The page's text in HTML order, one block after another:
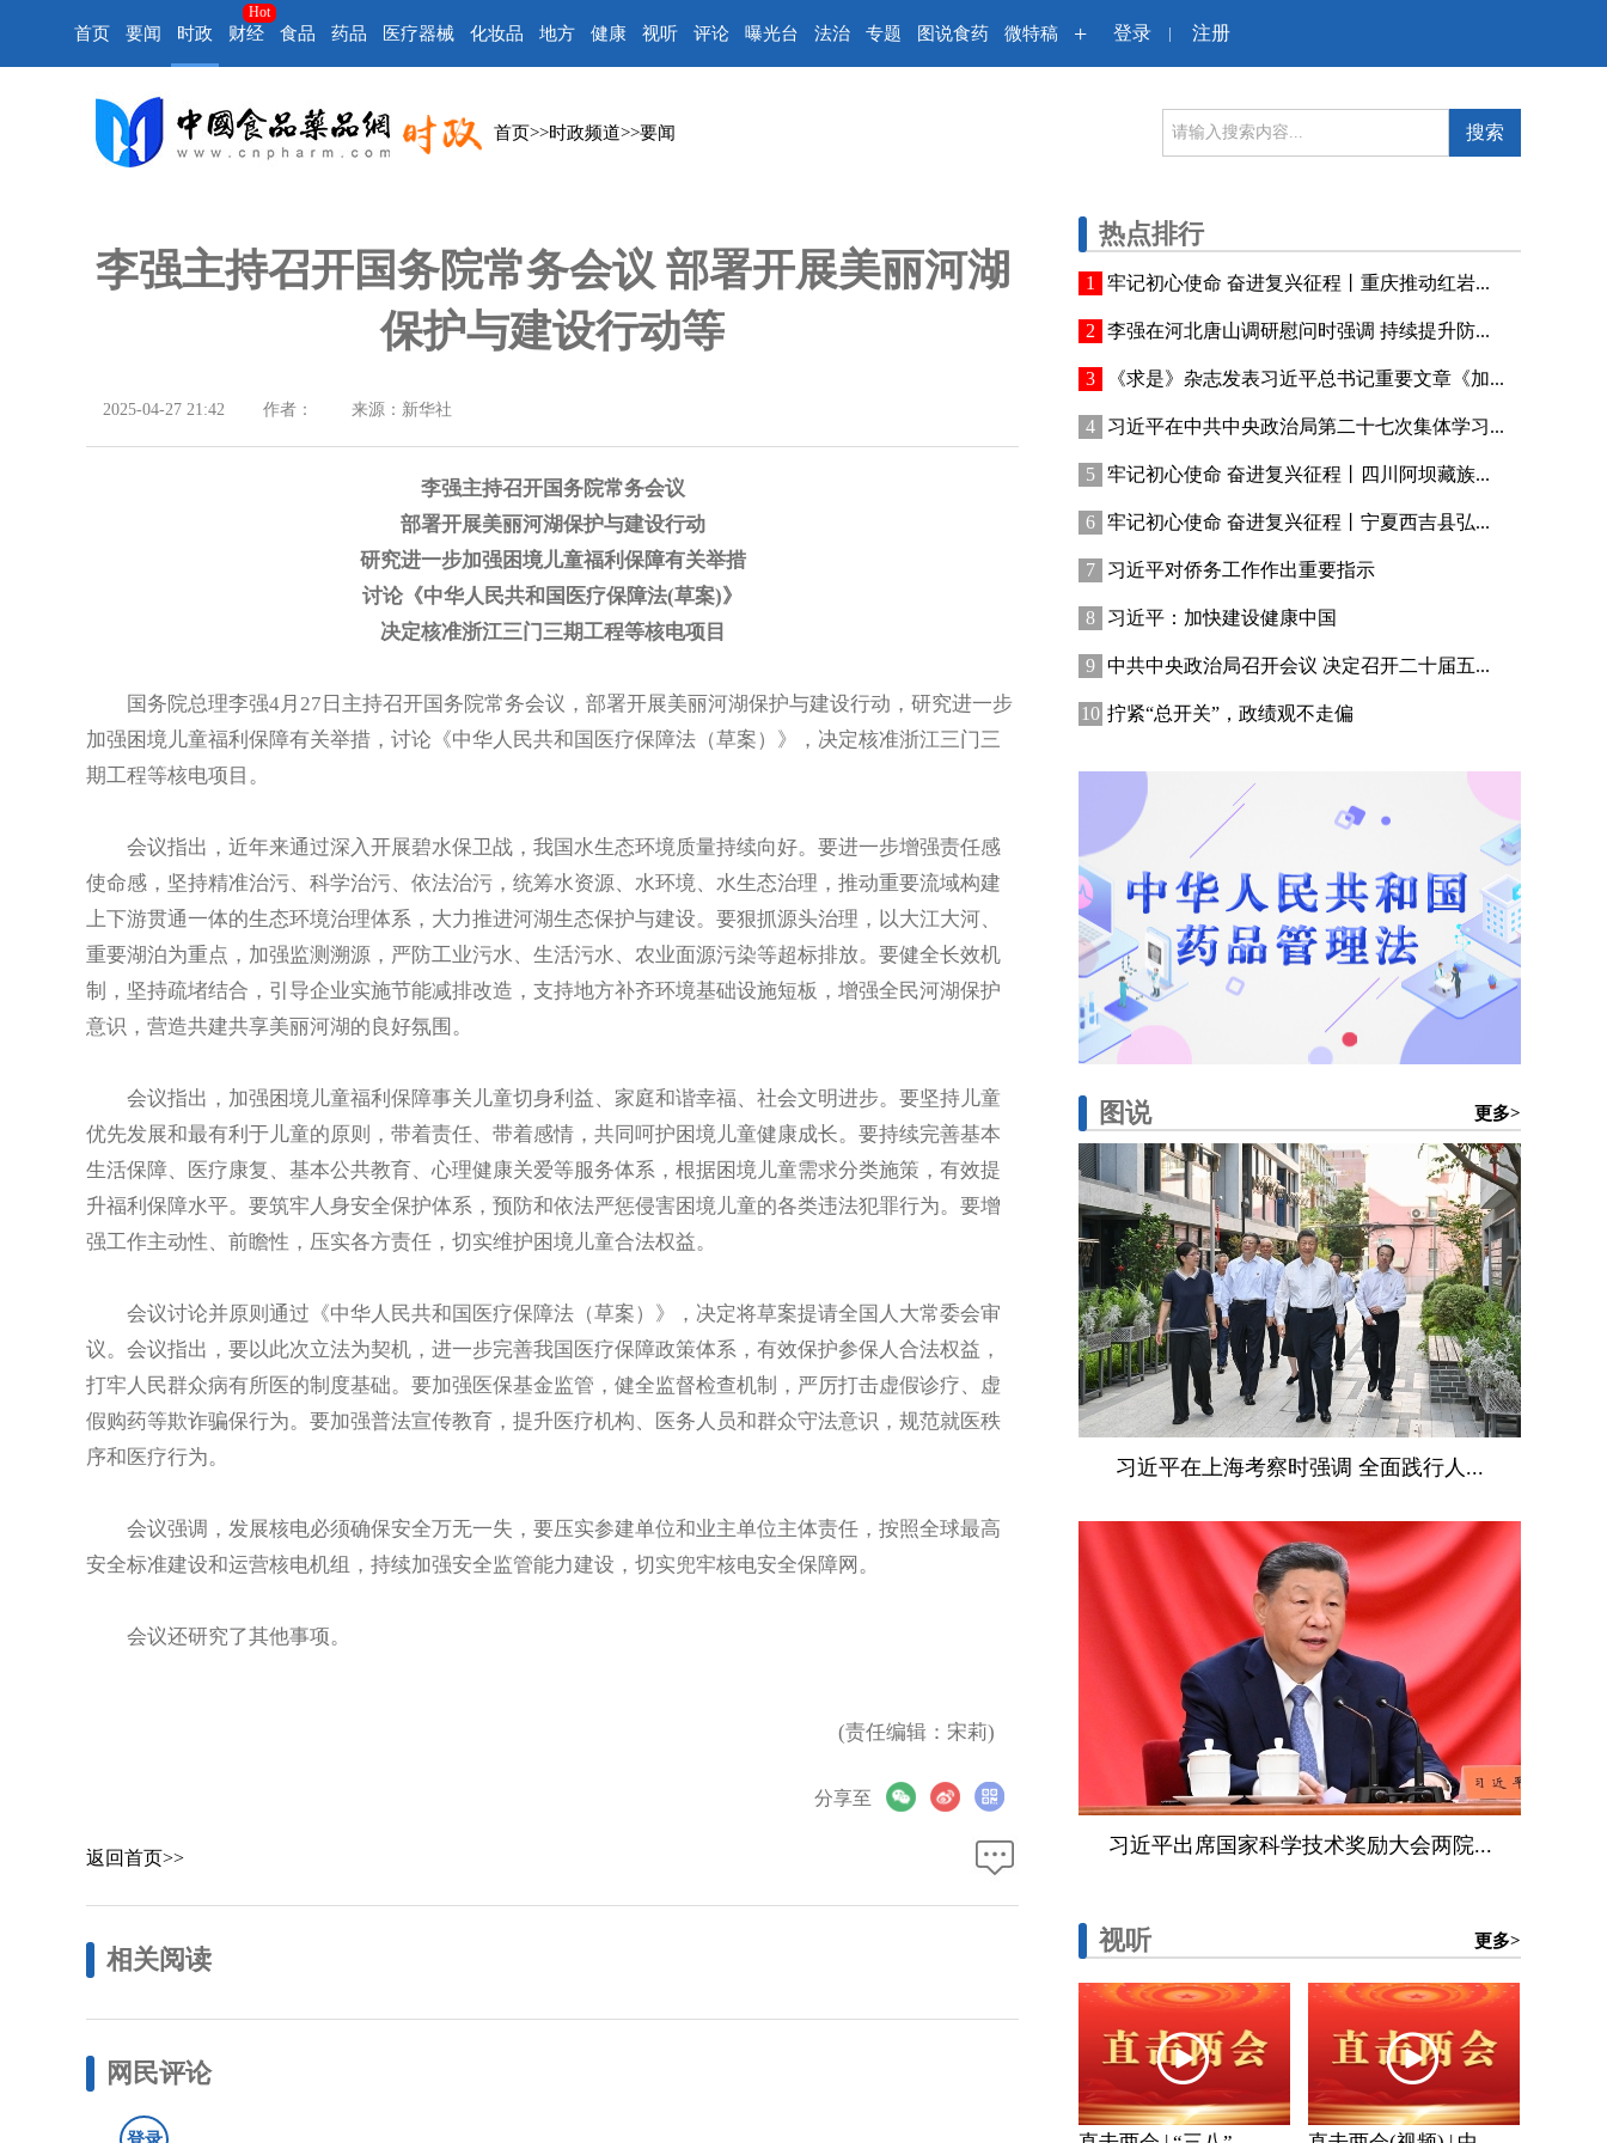
首页 要闻 时政 财经
Hot
食品 药品 医疗器械 化妆品 地方 健康 视听 评论 曝光台 法治 专题 图说食药 微特稿 + 登录 | 注册
首页>>时政频道>>要闻 搜索
李强主持召开国务院常务会议 部署开展美丽河湖
保护与建设行动等
2025-04-27 21:42 作者： 来源：新华社
李强主持召开国务院常务会议
部署开展美丽河湖保护与建设行动
研究进一步加强困境儿童福利保障有关举措
讨论《中华人民共和国医疗保障法(草案)》
决定核准浙江三门三期工程等核电项目
国务院总理李强4月27日主持召开国务院常务会议，部署开展美丽河湖保护与建设行动，研究进一步
加强困境儿童福利保障有关举措，讨论《中华人民共和国医疗保障法（草案）》，决定核准浙江三门三
期工程等核电项目。
会议指出，近年来通过深入开展碧水保卫战，我国水生态环境质量持续向好。要进一步增强责任感
使命感，坚持精准治污、科学治污、依法治污，统筹水资源、水环境、水生态治理，推动重要流域构建
上下游贯通一体的生态环境治理体系，大力推进河湖生态保护与建设。要狠抓源头治理，以大江大河、
重要湖泊为重点，加强监测溯源，严防工业污水、生活污水、农业面源污染等超标排放。要健全长效机
制，坚持疏堵结合，引导企业实施节能减排改造，支持地方补齐环境基础设施短板，增强全民河湖保护
意识，营造共建共享美丽河湖的良好氛围。
会议指出，加强困境儿童福利保障事关儿童切身利益、家庭和谐幸福、社会文明进步。要坚持儿童
优先发展和最有利于儿童的原则，带着责任、带着感情，共同呵护困境儿童健康成长。要持续完善基本
生活保障、医疗康复、基本公共教育、心理健康关爱等服务体系，根据困境儿童需求分类施策，有效提
升福利保障水平。要筑牢人身安全保护体系，预防和依法严惩侵害困境儿童的各类违法犯罪行为。要增
强工作主动性、前瞻性，压实各方责任，切实维护困境儿童合法权益。
会议讨论并原则通过《中华人民共和国医疗保障法（草案）》，决定将草案提请全国人大常委会审
议。会议指出，要以此次立法为契机，进一步完善我国医疗保障政策体系，有效保护参保人合法权益，
打牢人民群众病有所医的制度基础。要加强医保基金监管，健全监督检查机制，严厉打击虚假诊疗、虚
假购药等欺诈骗保行为。要加强普法宣传教育，提升医疗机构、医务人员和群众守法意识，规范就医秩
序和医疗行为。
会议强调，发展核电必须确保安全万无一失，要压实参建单位和业主单位主体责任，按照全球最高
安全标准建设和运营核电机组，持续加强安全监管能力建设，切实兜牢核电安全保障网。
会议还研究了其他事项。
(责任编辑：宋莉)
分享至
返回首页>>
相关阅读
网民评论
热点排行
牢记初心使命 奋进复兴征程丨重庆推动红岩...
李强在河北唐山调研慰问时强调 持续提升防...
《求是》杂志发表习近平总书记重要文章《加...
习近平在中共中央政治局第二十七次集体学习...
牢记初心使命 奋进复兴征程丨四川阿坝藏族...
牢记初心使命 奋进复兴征程丨宁夏西吉县弘...
习近平对侨务工作作出重要指示
习近平：加快建设健康中国
中共中央政治局召开会议 决定召开二十届五...
拧紧“总开关”，政绩观不走偏
图说 更多>
习近平在上海考察时强调 全面践行人...
习近平出席国家科学技术奖励大会两院...
视听 更多>